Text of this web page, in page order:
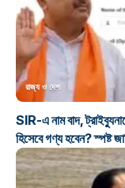
রাজ্য ও দেশ
SIR-এ নাম বাদ,
হিসেবে গণ্য হবেন? স্পষ্ট